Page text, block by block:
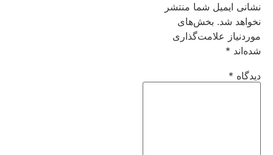
نشانی ایمیل شما منتشر
نخواهد شد. بخش‌های
موردنیاز علامت‌گذاری
شده‌اند *
دیدگاه *